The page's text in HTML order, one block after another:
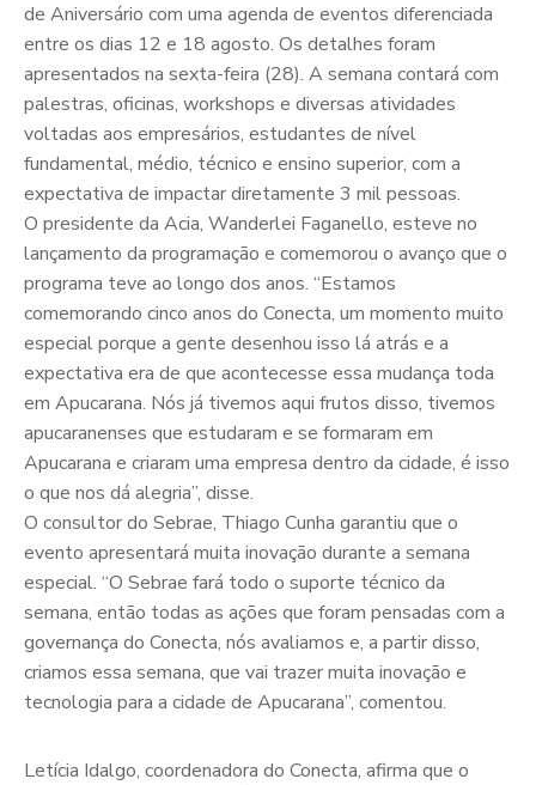
de Aniversário com uma agenda de eventos diferenciada
entre os dias 12 e 18 agosto. Os detalhes foram
apresentados na sexta-feira (28). A semana contará com
palestras, oficinas, workshops e diversas atividades
voltadas aos empresários, estudantes de nível
fundamental, médio, técnico e ensino superior, com a
expectativa de impactar diretamente 3 mil pessoas.
O presidente da Acia, Wanderlei Faganello, esteve no
lançamento da programação e comemorou o avanço que o
programa teve ao longo dos anos. “Estamos
comemorando cinco anos do Conecta, um momento muito
especial porque a gente desenhou isso lá atrás e a
expectativa era de que acontecesse essa mudança toda
em Apucarana. Nós já tivemos aqui frutos disso, tivemos
apucaranenses que estudaram e se formaram em
Apucarana e criaram uma empresa dentro da cidade, é isso
o que nos dá alegria”, disse.
O consultor do Sebrae, Thiago Cunha garantiu que o
evento apresentará muita inovação durante a semana
especial. “O Sebrae fará todo o suporte técnico da
semana, então todas as ações que foram pensadas com a
governança do Conecta, nós avaliamos e, a partir disso,
criamos essa semana, que vai trazer muita inovação e
tecnologia para a cidade de Apucarana”, comentou.
Letícia Idalgo, coordenadora do Conecta, afirma que o